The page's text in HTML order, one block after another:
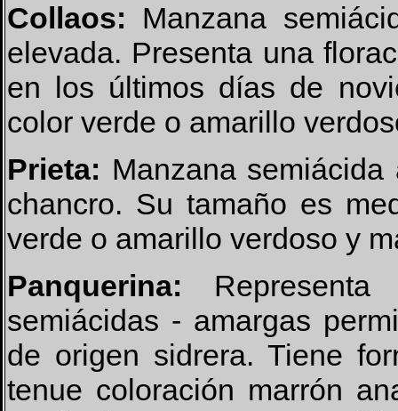
Collaos: Manzana
elevada. Presenta una
en los últimos días de
color verde o amarillo
Prieta: Manzana
chancro. Su tamaño es
verde o amarillo verdoso y
Panquerina:
semiácidas - amargas
de origen sidrera. Tiene
tenue coloración marrón